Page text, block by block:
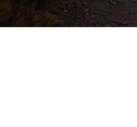
Vytvoril Shoptet